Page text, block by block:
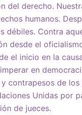
derecho.
humanos.
débiles. Contra
desde el
el inicio en la
en
contrapesos de
Unidas por
de jueces.